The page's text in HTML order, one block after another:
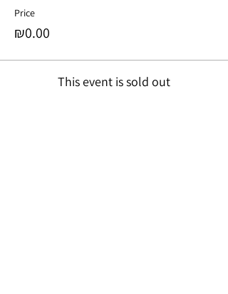
Price
₪0.00
This event is sold out